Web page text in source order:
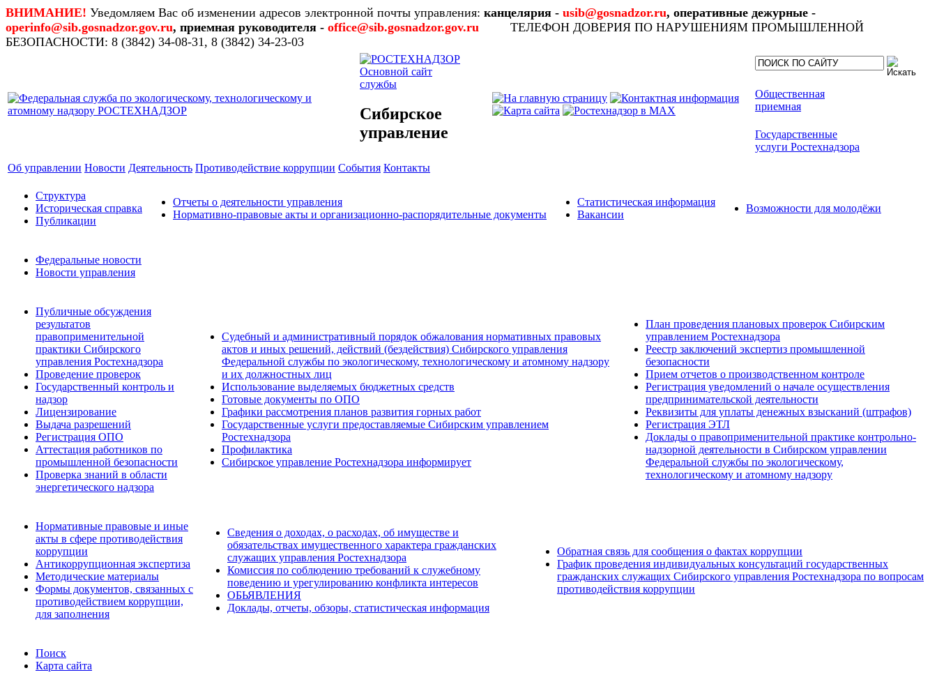
ВНИМАНИЕ! Уведомляем Вас об изменении адресов электронной почты управления: канцелярия - usib@gosnadzor.ru, оперативные дежурные -
operinfo@sib.gosnadzor.gov.ru, приемная руководителя - office@sib.gosnadzor.gov.ru
ТЕЛЕФОН ДОВЕРИЯ ПО НАРУШЕНИЯМ ПРОМЫШЛЕННОЙ
БЕЗОПАСНОСТИ: 8 (3842) 34-08-31, 8 (3842) 34-23-03
Основной сайт
службы
Сибирское
управление
Общественная
приемная
Государственные
услуги Ростехнадзора
Об управлении Новости Деятельность Противодействие коррупции События Контакты
Структура
Историческая справка
Публикации
Отчеты о деятельности управления
Нормативно-правовые акты и организационно-распорядительные документы
Статистическая информация
Вакансии
Возможности для молодёжи
Федеральные новости
Новости управления
Публичные обсуждения
результатов
правоприменительной
практики Сибирского
управления Ростехнадзора
Проведение проверок
Государственный контроль и
надзор
Лицензирование
Выдача разрешений
Регистрация ОПО
Аттестация работников по
промышленной безопасности
Проверка знаний в области
энергетического надзора
Судебный и административный порядок обжалования нормативных правовых
актов и иных решений, действий (бездействия) Сибирского управления
Федеральной службы по экологическому, технологическому и атомному надзору
и их должностных лиц
Использование выделяемых бюджетных средств
Готовые документы по ОПО
Графики рассмотрения планов развития горных работ
Государственные услуги предоставляемые Сибирским управлением
Ростехнадзора
Профилактика
Сибирское управление Ростехнадзора информирует
План проведения плановых проверок Сибирским
управлением Ростехнадзора
Реестр заключений экспертиз промышленной
безопасности
Прием отчетов о производственном контроле
Регистрация уведомлений о начале осуществления
предпринимательской деятельности
Реквизиты для уплаты денежных взысканий (штрафов)
Регистрация ЭТЛ
Доклады о правоприменительной практике контрольно-
надзорной деятельности в Сибирском управлении
Федеральной службы по экологическому,
технологическому и атомному надзору
Нормативные правовые и иные
акты в сфере противодействия
коррупции
Антикоррупционная экспертиза
Методические материалы
Формы документов, связанных с
противодействием коррупции,
для заполнения
Сведения о доходах, о расходах, об имуществе и
обязательствах имущественного характера гражданских
служащих управления Ростехнадзора
Комиссия по соблюдению требований к служебному
поведению и урегулированию конфликта интересов
ОБЬЯВЛЕНИЯ
Доклады, отчеты, обзоры, статистическая информация
Обратная связь для сообщения о фактах коррупции
График проведения индивидуальных консультаций государственных
гражданских служащих Сибирского управления Ростехнадзора по вопросам
противодействия коррупции
Поиск
Карта сайта